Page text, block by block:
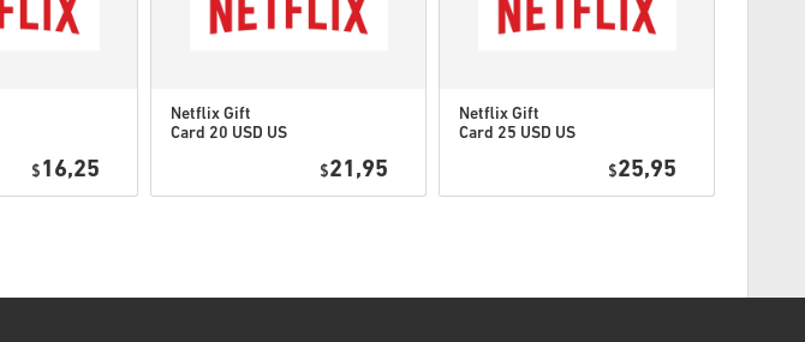
$ 16,25
Netflix Gift
Card 20 USD US
$21,95
Netflix Gift
Card 25 USD US
$25,95